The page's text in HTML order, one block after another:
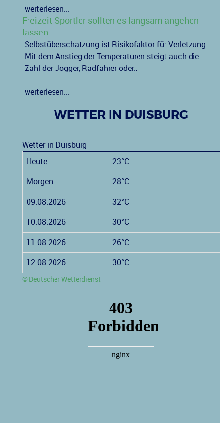
weiterlesen...
Freizeit-Sportler sollten es langsam angehen
lassen
Selbstüberschätzung ist Risikofaktor für Verletzung
Mit dem Anstieg der Temperaturen steigt auch die
Zahl der Jogger, Radfahrer oder…
weiterlesen...
WETTER IN DUISBURG
Wetter in Duisburg
Heute
23°C
Morgen 28°C
09.08.2026 32°C
10.08.2026 30°C
11.08.2026 26°C
12.08.2026 30°C
© Deutscher Wetterdienst